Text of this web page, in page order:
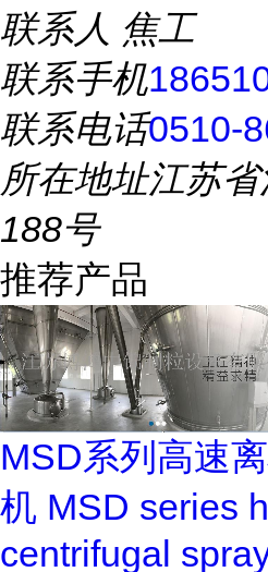
联系人 焦工
联系手机
联系电话0510-
所在地址江苏
188号
推荐产品
MSD系列高速
机 MSD series
centrifugal